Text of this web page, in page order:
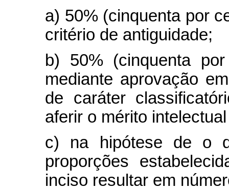
a) 50% (cinquenta por
critério de antiguidade;
b) 50% (cinquenta
mediante aprovação
de caráter
aferir o mérito
c) na hipótese de o
proporções
inciso resultar em